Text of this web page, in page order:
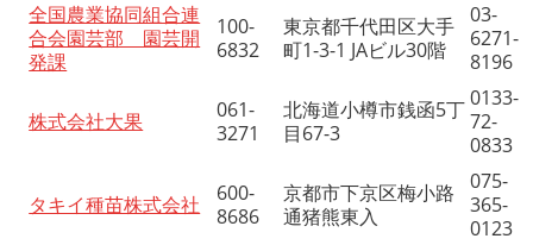
全国農業協同組合連
合会園芸部 園芸開
発課
100-
6832
東京都千代田区大手
町1-3-1 JAビル30階
03-
6271-
8196
株式会社大果
061-
3271
北海道小樽市銭函5丁
目67-3
0133-
72-
0833
タキイ種苗株式会社
600-
8686
京都市下京区梅小路
通猪熊東入
075-
365-
0123